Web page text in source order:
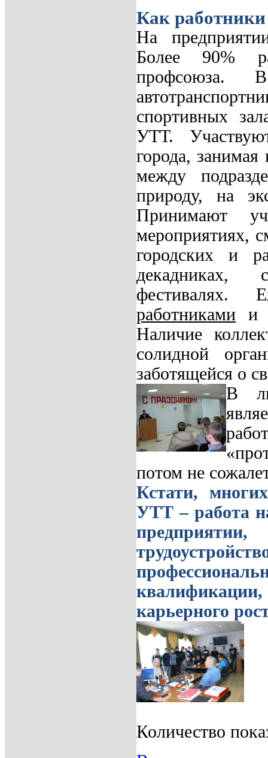
Как
На
Более 90%
профсоюза.
спортивных
УТТ.
города,
между
природу, на
Принимают
мероприятиях,
городских и
декадниках,
работниками и
Наличие
солидной
заботящейся о
В
потом не
Кстати,
УТТ – работа
карьерного
Количество